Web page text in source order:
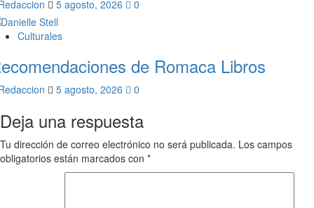
5 agosto, 2026 0
Culturales
de Romaca Libros
5 agosto, 2026 0
Deja una respuesta
Tu dirección de correo electrónico no será publicada. Los campos
obligatorios están marcados con *